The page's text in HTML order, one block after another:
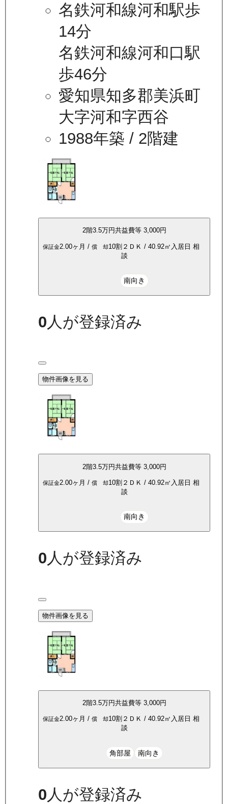
名鉄河和線河和駅歩
14分
名鉄河和線河和口駅
歩46分
愛知県知多郡美浜町
大字河和字西谷
1988年築 / 2階建
2階3.5万円共益費等 3,000円
保証金2.00ヶ月 / 償 却10割２ＤＫ / 40.92㎡ 入居日 相
談
南向き
0人が登録済み
物件画像を見る
2階3.5万円共益費等 3,000円
保証金2.00ヶ月 / 償 却10割 ２ＤＫ / 40.92㎡ 入居日 相
談
南向き
0人が登録済み
物件画像を見る
2階3.5万円共益費等 3,000円
保証金2.00ヶ月 / 償 却10割 ２ＤＫ / 40.92㎡ 入居日 相
談
角部屋 南向き
0 人が登録済み